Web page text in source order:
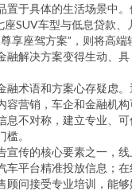
置于具体的生活场景中
座SUV车型与低息贷款、
享座驾方案”，则将高端
融解决方案变得生动、具
融术语和方案心存疑虑
容营销，车企和金融机构
息不对称，建立专业、可
。
宣传的核心要素之一，
车平台精准投放信息；在
顾问接受专业培训，能够